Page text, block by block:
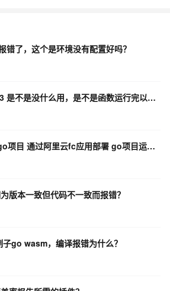
了，这个是环境没有配置好吗？
函数计算里使用SQLite3 是不是没什么用，是不是函数运行完以后，数据就会丢失呢？
阿里函数计算中我的是go项目 通过阿里云fc应用部署 go项目运行后报错是为什么？
版本一致但代码不一致而报错？
go wasm，编译报错为什么？